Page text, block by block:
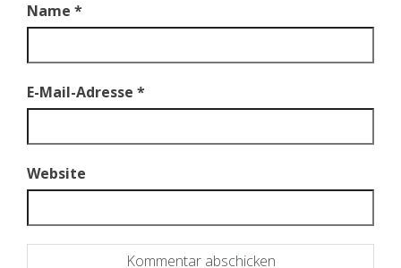
Name *
E-Mail-Adresse *
Website